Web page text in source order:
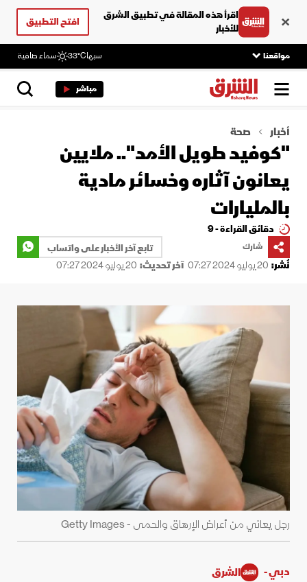
اقرأ هذه المقالة في تطبيق الشرق
للأخبار
افتح التطبيق
مواقعنا سبها33°C سماء صافية
مباشر
أخبار صحة
"كوفيد طويل الأمد".. ملايين
يعانون آثاره وخسائر مادية
بالمليارات
دقائق القراءة - 9
شارك
تابع آخر الأخبار على واتساب
نُشر: 20 يوليو 2024 07:27 آخر تحديث: 20 يوليو 2024 07:27
رجل يعاني من أعراض الإرهاق والحمى - Getty Images
دبي - الشرق